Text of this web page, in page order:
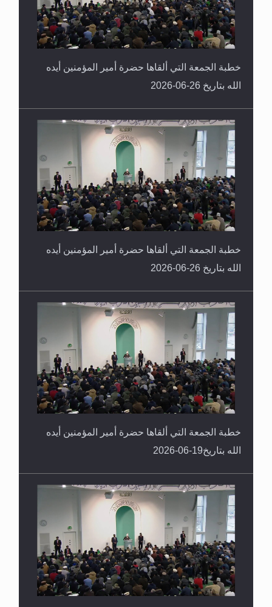
خطبة الجمعة التي ألقاها حضرة أمير المؤمنين أيده
الله بتاريخ 26-06-2026
خطبة الجمعة التي ألقاها حضرة أمير المؤمنين أيده
الله بتاريخ 26-06-2026
خطبة الجمعة التي ألقاها حضرة أمير المؤمنين أيده
الله بتاريخ19-06-2026